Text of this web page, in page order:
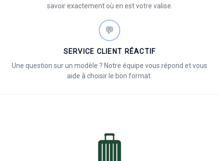
savoir exactement où en est votre valise.
💬
SERVICE CLIENT RÉACTIF
Une question sur un modèle ? Notre équipe vous répond et vous
aide à choisir le bon format.